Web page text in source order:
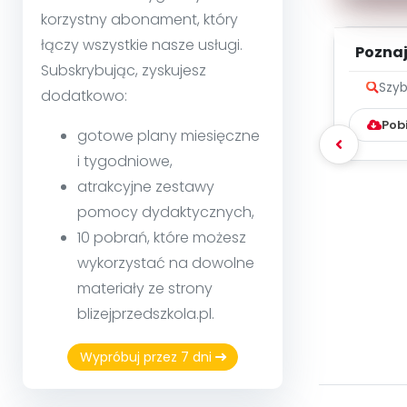
korzystny abonament, który
łączy wszystkie nasze usługi.
Subskrybując, zyskujesz
dodatkowo:
gotowe plany miesięczne
i tygodniowe,
atrakcyjne zestawy
pomocy dydaktycznych,
10 pobrań, które możesz
wykorzystać na dowolne
materiały ze strony
blizejprzedszkola.pl.
Wypróbuj przez 7 dni